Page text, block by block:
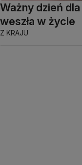
Ważny dzień
weszła w życie
Z KRAJU